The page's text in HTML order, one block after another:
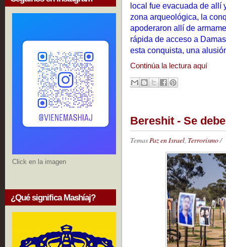
Click en la imagen
¿Qué significa Mashíaj?
local fue evacuada de allí
zona arqueológica, la
apoderaron allí de
rápida de acceso a
esta conquista, una
Continúa la lectura aquí
Bereshit - Se
Temas Paz en Israel Terrorismo/